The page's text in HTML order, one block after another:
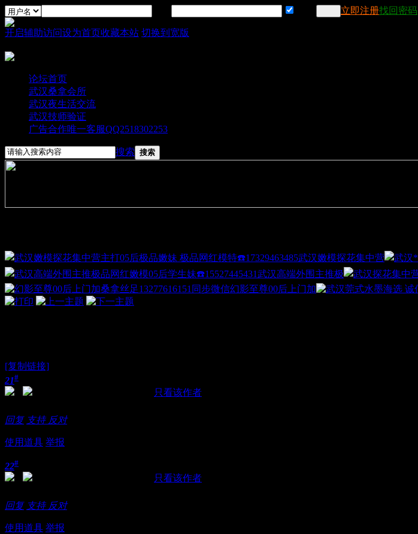
立即注册找回密码
开启辅助访问设为首页收藏本站 切换到宽版
论坛首页
武汉桑拿会所
武汉夜生活交流
武汉技师验证
广告合作唯一客服QQ2518302253
搜索 搜索
武汉嫩模探花集中营
武汉高端外围主推极
幻影至尊00后上门加
[复制链接]
21#
只看该作者
回复 支持 反对
使用道具 举报
22#
只看该作者
回复 支持 反对
使用道具 举报